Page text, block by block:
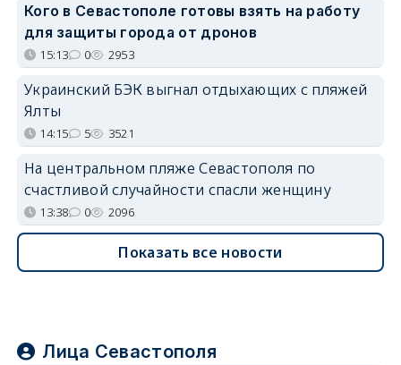
Кого в Севастополе готовы взять на работу
для защиты города от дронов
15:13 0 2953
Украинский БЭК выгнал отдыхающих с пляжей
Ялты
14:15 5 3521
На центральном пляже Севастополя по
счастливой случайности спасли женщину
13:38 0 2096
Показать все новости
Лица Севастополя